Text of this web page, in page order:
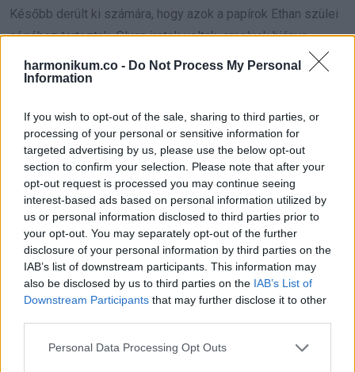
harmonikum.co - Do Not Process My Personal
Information
If you wish to opt-out of the sale, sharing to third parties, or
processing of your personal or sensitive information for
targeted advertising by us, please use the below opt-out
section to confirm your selection. Please note that after your
opt-out request is processed you may continue seeing
interest-based ads based on personal information utilized by
us or personal information disclosed to third parties prior to
your opt-out. You may separately opt-out of the further
disclosure of your personal information by third parties on the
IAB’s list of downstream participants. This information may
also be disclosed by us to third parties on the IAB’s List of
Downstream Participants that may further disclose it to other
Please note that this website/app uses one or more Google
Personal Data Processing Opt Outs
Később derült ki számára, hogy azok a papírok Ethan szülei
cégéhez tartoztak. Olyan iratok voltak, amelyek hiánya
komoly bajt hozott volna rájuk.
„Azért tettem, mert ez volt a helyes.”
A teremben teljes csend lett.
Felálltam, és kimondtam, amit addig is éreztem: „Apám
marad. Ő nem szégyen, hanem az oka annak, hogy ma itt
állok.”
Ethan mellém lépett. „Ha ez valakinek nem fér bele” mondta
halkan, „nyugodtan elmehet.”